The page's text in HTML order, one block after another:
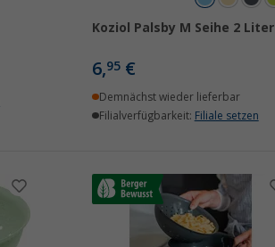
Koziol Palsby M Seihe 2 Liter
6,95 €
Demnächst wieder lieferbar
Filialverfügbarkeit: Filiale setzen